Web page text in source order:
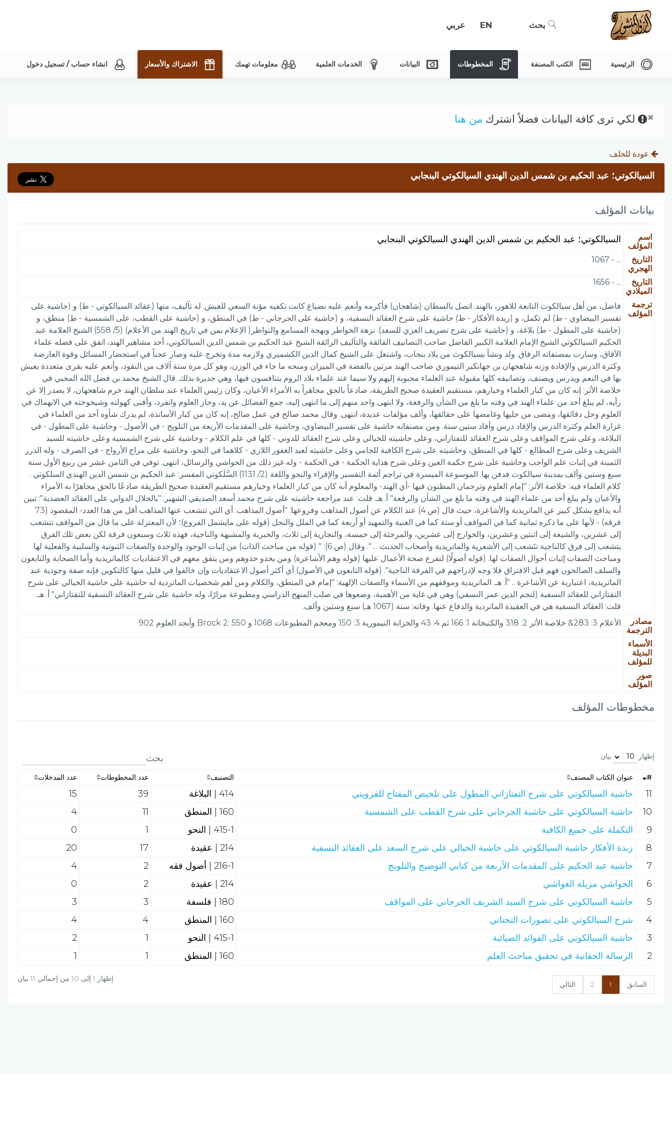
بحث EN عربي
الرئيسية الكتب المصنفة المخطوطات البيانات الخدمات العلمية معلومات تهمك الاشتراك والأسعار انشاء حساب / تسجيل دخول
× لكي ترى كافة البيانات فضلاً اشترك من هنا
عودة للخلف
السيالكوتي؛ عبد الحكيم بن شمس الدين الهندي السيالكوتي البنجابي
بيانات المؤلف
اسم
المؤلف
السيالكوتي؛ عبد الحكيم بن شمس الدين الهندي السيالكوتي البنجابي
التاريخ
الهجري
... - 1067
التاريخ
الميلادي
... - 1656
ترجمة
المؤلف
فاضل، من أهل سيالكوت التابعة للاهور، بالهند. اتصل بالسطان (شاهجان) فأكرمه وأنعم عليه بضياع كانت تكفيه مؤنة السعي للعيش. له تآليف، منها (عقائد السيالكوتي - ط) و (حاشية على
تفسير البيضاوي - ط) لم تكمل، و (زبدة الأفكار - ط) حاشية على شرح العقائد النسفية، و (حاشية على الجرجاني - ط) في المنطق، و (حاشية على القطب، على الشمسية - ط) منطق، و
(حاشية على المطول - ط) بلاغة، و (حاشية على شرح تصريف العزي للسعد). نزهة الخواطر وبهجة المسامع والنواظر( الإعلام بمن في تاريخ الهند من الأعلام) (5/ 558) الشيخ العلامة عبد
الحكيم السيالكوتي الشيخ الإمام العلامة الكبير الفاضل صاحب التصانيف الفائقة والتآليف الرائقة الشيخ عبد الحكيم بن شمس الدين السيالكوتي، أحد مشاهير الهند، اتفق على فضله علماء
الآفاق، وسارت بمصنفاته الرفاق. ولد ونشأ بسيالكوث من بلاد بنجاب، واشتغل على الشيخ كمال الدين الكشميري ولازمه مدة وتخرج عليه وصار عجباً في استحضار المسائل وقوة العارضة
وكثرة الدرس والإفادة وزنه شاهجهان بن جهانكير التيموري صاحب الهند مرتين بالفضة في الميزان ومنحه ما جاء في الوزن، وهو كل مرة ستة آلاف من النقود، وأنعم عليه بقرى متعددة يعيش
بها في النعم ويدرس ويصنف، وتصانيفه كلها مقبولة عند العلماء محبوبة إليهم ولا سيما عند علماء بلاد الروم يتنافسون فيها، وهي جديرة بذلك. قال الشيخ محمد بن فضل الله المحبي في
خلاصة الأثر: إنه كان من كبار العلماء وخيارهم، مستقيم العقيدة صحيح الطريقة، صادعاً بالحق مجاهراً به الأمراء الأعيان، وكان رئيس العلماء عند سلطان الهند خرم شاهجهان، لا يصدر إلا عن
رأيه، لم يبلغ أحد من علماء الهند في وقته ما بلغ من الشأن والرفعة، ولا انتهى واحد منهم إلى ما انتهى إليه، جمع الفضائل عن يد، وحاز العلوم وانفرد، وأفنى كهولته وشيخوخته في الانهماك في
العلوم وحل دقائقها، ومضى من جليها وغامضها على حقائقها، وألف مؤلفات عديدة، انتهى. وقال محمد صالح في عمل صالح، إنه كان من كبار الأساتذة، لم يدرك شأوه أحد من العلماء في
غزارة العلم وكثرة الدرس والإفاد درس وأفاد ستين سنة. ومن مصنفاته حاشية على تفسير البيضاوي، وحاشية على المقدمات الأربعة من التلويح - في الأصول - وحاشية على المطول - في
البلاغة، وعلى شرح المواقف وعلى شرح العقائد للتفتازاني، وعلى حاشيته للخيالي وعلى شرح العقائد للدوني - كلها في علم الكلام - وحاشية على شرح الشمسية وعلى حاشيته للسيد
الشريف وعلى شرح المطالع - كلها في المنطق، وحاشيته على شرح الكافية للجامي وعلى حاشيته لعبد الغفور اللاري - كلاهما في النحو، وحاشية على مراح الأرواح - في الصرف - وله الدرر
الثمينة في إثبات علم الواجب وحاشية على شرح حكمة العين وعلى شرح هداية الحكمة - في الحكمة - وله غير ذلك من الحواشي والرسائل، انتهى. توفي في الثامن عشر من ربيع الأول سنة
سبع وستين وألف بمدينة سيالكوث فدفن بها. الموسوعة الميسرة في تراجم أئمة التفسير والإقراء والنحو واللغة (2/ 1131) السَّلَكوتي المفسر: عبد الحكيم بن شمس الدين الهندي السلكوتي .
كلام العلماء فيه: خلاصة الأثر: "إمام العلوم وترجمان المظنون فيها -أي الهند- والمعلوم أنه كان من كبار العلماء وخيارهم مستقيم العقيدة صحيح الطريقة صادعًا بالحق مجاهرًا به الأمراء
والأعيان ولم يبلغ أحد من علماء الهند في وقته ما بلغ من الشأن والرفعة" أ. هـ. قلت: عند مراجعة حاشيته على شرح محمد أسعد الصديقي الشهير: "بالجلال الدواني على العقائد العضدية": تبين
أنه يدافع بشكل كبير عن الماتريدية والأشاعرة، حيث قال (ص 4) عند الكلام عن أصول المذاهب وفروعها: "أصول المذاهب: أي التي تتشعب عنها المذاهب أقل من هذا العدد- المقصود (73
فرقة) - لأنها على ما ذكره ثمانية كما في المواقف أو ستة كما في الغنية والتمهيد أو أربعة كما في الملل والنحل (قوله على مايشمل الفروع)؛ لأن المعتزلة على ما قال من المواقف تتشعب
إلى عشرين، والشيعة إلى اثنتين وعشرين، والخوارج إلى عشرين، والمرجئة إلى خمسة، والنجارية إلى ثلاث، والجبرية والمشبهة والناجية، فهذه ثلاث وسبعون فرقة لكن بعض تلك الفرق
يتشعب إلى فرق كالناجية تتَشعب إلى الأشعرية والماتريدية وأصحاب الحديث ... ". وقال (ص 6): " (قوله من مباحث الذات) من إثبات الوجود والوحدة والصفات الثبوتية والسلبية والفعلية لها
ومباحث الصفات إثبات أحوال الصفات لها. (قوله أصولًا) لتفرع صحة الأعمال عليها (قوله وهم الأشاعرة) ومن يحذو حذوهم ومن يتفق معهم في الاعتقاديات كالماتريدية وأما الصحابة والتابعون
والسلف الصالحون فهم قبل الافتراق فلا وجه لإدراجهم في الفرقة الناجية". (قوله التابعون في الأصول) أي أكثر أصول الاعتقاديات وإن خالفوا في قليل منها كالتكوين فإنه صفة وجودية عند
الماتريدية، اعتبارية عن الأشاعرة .. "أ. هـ. الماتريدية وموقفهم من الأسماء والصفات الإلهية: "إمام في المنطق، والكلام ومن أهم شخصيات الماتردية له حاشية على حاشية الخيالي على شرح
التفتازاني للعقائد النسفية (لنجم الدين عمر النسفي) وهي في غاية من الأهمية، وضعوها في صلب المنهج الدراسي ومطبوعة مرارًا، وله حاشية على شرح العقائد النسفية للتفتازاني" أ. هـ.
قلت: العقائد النسفية هي في العقيدة الماتردية والدفاع عنها. وفاته: سنة (1067 هـ) سبع وستين وألف.
مصادر
الترجمة
الأعلام 3: 283& خلاصة الأثر 2: 318 والكتبخانة 1: 166 ثم 4: 43 والخزانة التيمورية 3: 150 ومعجم المطبوعات 1068 و Brock 2: 550 وأبجد العلوم 902
الأسماء
البديلة
للمؤلف
صور
المؤلف
مخطوطات المؤلف
إظهار بيان بحث
# عنوان الكتاب المصنف التصنيف عدد المخطوطات عدد المدخلات
11 حاشية السيالكوتي على شرح التفتازاني المطول على تلخيص المفتاح للقزويني 414 | البلاغة 39
15
10
حاشية السيالكوتي على حاشية الجرجاني على شرح القطب على الشمسية 160 | المنطق 11
4
9
التكملة على جميع الكافية 415-1 | النحو 1
0
8
زبدة الأفكار حاشية السيالكوتي على حاشية الخيالي على شرح السعد على العقائد النسفية 214 | عقيدة 17
20
7
حاشية عبد الحكيم على المقدمات الأربعة من كتابي التوضيح والتلويح 216-1 | أصول فقه 2
4
6
الحواشي مزيلة الغواشي 214 | عقيدة 2
0
5
حاشية السيالكوتي على شرح السيد الشريف الجرجاني على المواقف 180 | فلسفة 3
3
4
شرح السيالكوتي على تصورات التحتاني 160 | المنطق 4
4
3
حاشية السيالكوتي على الفوائد الضيائية 415-1 | النحو 1
2
2
الرسالة الحقانية في تحقيق مباحث العلم 160 | المنطق 1
1
إظهار 1 إلى 10 من إجمالي 11 بيان
السابق 1
2 التالي